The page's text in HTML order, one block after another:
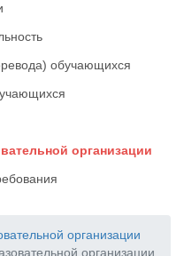
обучающихся
организации
организации
организации